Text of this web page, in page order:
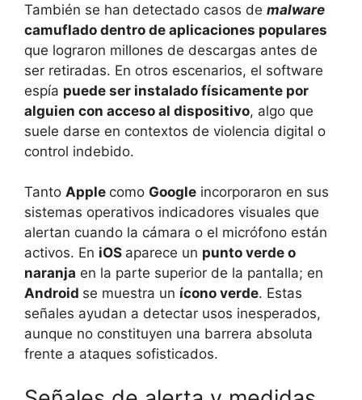
También se han detectado casos de malware
camuflado dentro de aplicaciones populares
que lograron millones de descargas antes de
ser retiradas. En otros escenarios, el software
espía puede ser instalado físicamente por
alguien con acceso al dispositivo, algo que
suele darse en contextos de violencia digital o
control indebido.
Tanto Apple como Google incorporaron en sus
sistemas operativos indicadores visuales que
alertan cuando la cámara o el micrófono están
activos. En iOS aparece un punto verde o
naranja en la parte superior de la pantalla; en
Android se muestra un ícono verde. Estas
señales ayudan a detectar usos inesperados,
aunque no constituyen una barrera absoluta
frente a ataques sofisticados.